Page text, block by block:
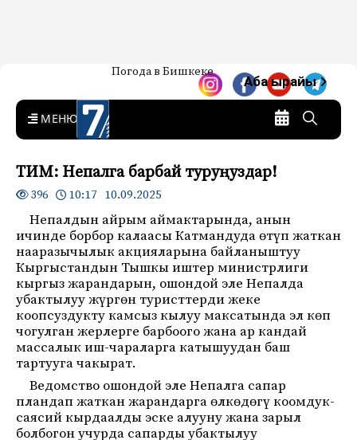
7-канал. Жаңылыктар —
Кыргызстан
Жаңылыктар — Кыргызстан
Погода в Бишкеке
Аба ырайы
MENU
ТИМ: Непалга барбай туруңуздар!
396 10:17 10.09.2025
Непалдын айрым аймактарында, анын
ичинде борбор калаасы Катмандуда өтүп жаткан
нааразычылык акцияларына байланыштуу
Кыргыстандын Тышкы иштер министрлиги
кыргыз жарандарын, ошондой эле Непалда
убактылуу жүргөн туристтерди жеке
коопсуздукту камсыз кылуу максатында эл көп
чогулган жерлерге барбоого жана ар кандай
массалык иш-чараларга катышуудан баш
тартууга чакырат.
Ведомство ошондой эле Непалга сапар
пландап жаткан жарандарга өлкөдөгү коомдук-
саясий кырдаалды эске алууну жана зарыл
болбогон учурда сапарды убактылуу